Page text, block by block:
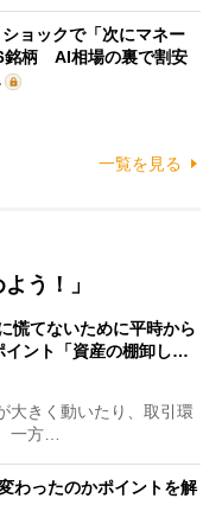
ョックで「次にマネー
銘柄 AI相場の裏で割安
一覧を見る
う！」
慌てないために平時から
イント「資産の棚卸し…
きく動いたり、取引環
一方…
わったのかポイントを解